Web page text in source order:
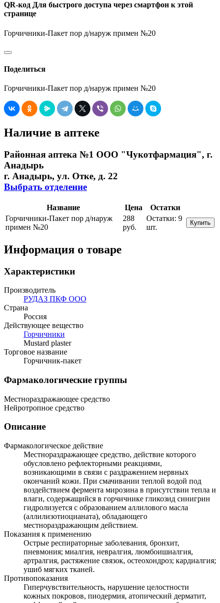
QR-код Для быстрого доступа через смартфон к этой
странице
Горчичники-Пакет пор д/наруж примен №20
Поделиться
Горчичники-Пакет пор д/наруж примен №20
Наличие в аптеке
Районная аптека №1 ООО "Чукотфармация", г.
Анадырь
г. Анадырь, ул. Отке, д. 22
Выбрать отделение
Название Цена
Остатки
Горчичники-Пакет пор д/наруж
примен №20
288
руб.
Остатки: 9
шт.
Купить
Информация о товаре
Характеристики
Производитель
РУДАЗ ПКФ ООО
Страна
Россия
Действующее вещество
Горчичники
Mustard plaster
Торговое название
Горчичник-пакет
Фармакологические группы
Местнораздражающее средство
Нейротропное средство
Описание
Фармакологическое действие
Местнораздражающее средство, действие которого
обусловлено рефлекторными реакциями,
возникающими в связи с раздражением нервных
окончаний кожи. При смачивании теплой водой под
воздействием фермента мирозина в присутствии тепла и
влаги, содержащийся в горчичнике гликозид синигрин
гидролизуется с образованием аллилового масла
(аллилизотиоцианата), обладающего
местнораздражающим действием.
Показания к применению
Острые респираторные заболевания, бронхит,
пневмония; миалгия, невралгия, люмбоишиалгия,
артралгия, растяжение связок, остеохондроз; кардиалгия;
ушиб мягких тканей.
Противопоказания
Гиперчувствительность, нарушение целостности
кожных покровов, пиодермия, атопический дерматит,